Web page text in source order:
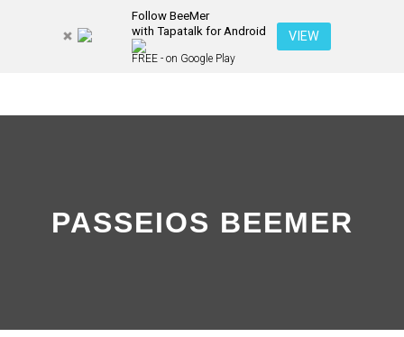
Follow BeeMer
with Tapatalk for Android
FREE - on Google Play
VIEW
PASSEIOS BEEMER